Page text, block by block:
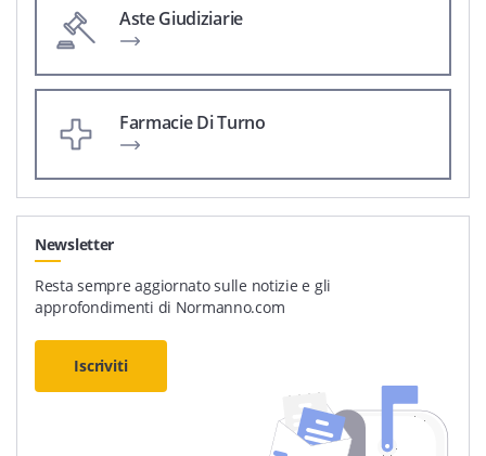
Aste Giudiziarie
Farmacie Di Turno
Newsletter
Resta sempre aggiornato sulle notizie e gli
approfondimenti di Normanno.com
Iscriviti